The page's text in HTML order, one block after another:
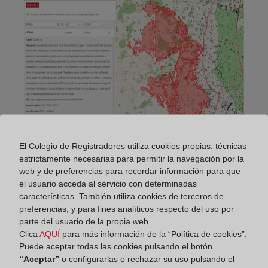
Compartir:
El Colegio de Registradores utiliza cookies propias: técnicas
estrictamente necesarias para permitir la navegación por la
web y de preferencias para recordar información para que
el usuario acceda al servicio con determinadas
características. También utiliza cookies de terceros de
preferencias, y para fines analíticos respecto del uso por
parte del usuario de la propia web.
Clica AQUÍ para más información de la “Política de cookies”.
Puede aceptar todas las cookies pulsando el botón
“Aceptar” o configurarlas o rechazar su uso pulsando el